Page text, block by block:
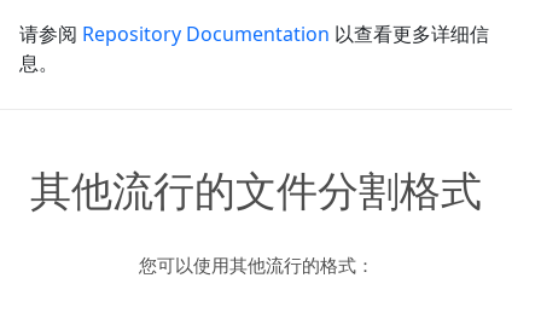
请参阅 Repository Documentation 以查看更多详细信
息。
其他流行的文件分割格式
您可以使用其他流行的格式：